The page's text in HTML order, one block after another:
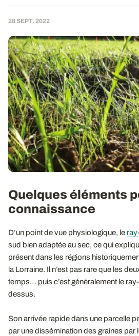
28 SEPT. 2022
Quelques éléments
connaissance
D’un point de vue physiologique, le
sud bien adaptée au sec, ce qui
présent dans les régions
la Lorraine. Il n’est pas rare que les
temps… puis c’est généralement le
dessus.
Son arrivée rapide dans une parcelle
par une dissémination des graines par